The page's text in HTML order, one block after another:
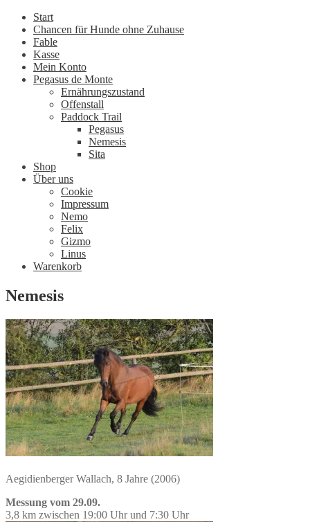
Start
Chancen für Hunde ohne Zuhause
Fable
Kasse
Mein Konto
Pegasus de Monte
Ernährungszustand
Offenstall
Paddock Trail
Pegasus
Nemesis
Sita
Shop
Über uns
Cookie
Impressum
Nemo
Felix
Gizmo
Linus
Warenkorb
Nemesis
Aegidienberger Wallach, 8 Jahre (2006)
Messung vom 29.09.
3,8 km zwischen 19:00 Uhr und 7:30 Uhr